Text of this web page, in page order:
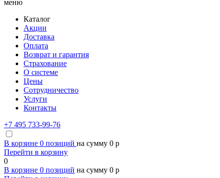
меню
Каталог
Акции
Доставка
Оплата
Возврат и гарантия
Страхование
О системе
Цены
Сотрудничество
Услуги
Контакты
+7 495 733-99-76
В корзине 0 позиций на сумму 0 p
Перейти в корзину
0
В корзине 0 позиций на сумму 0 p